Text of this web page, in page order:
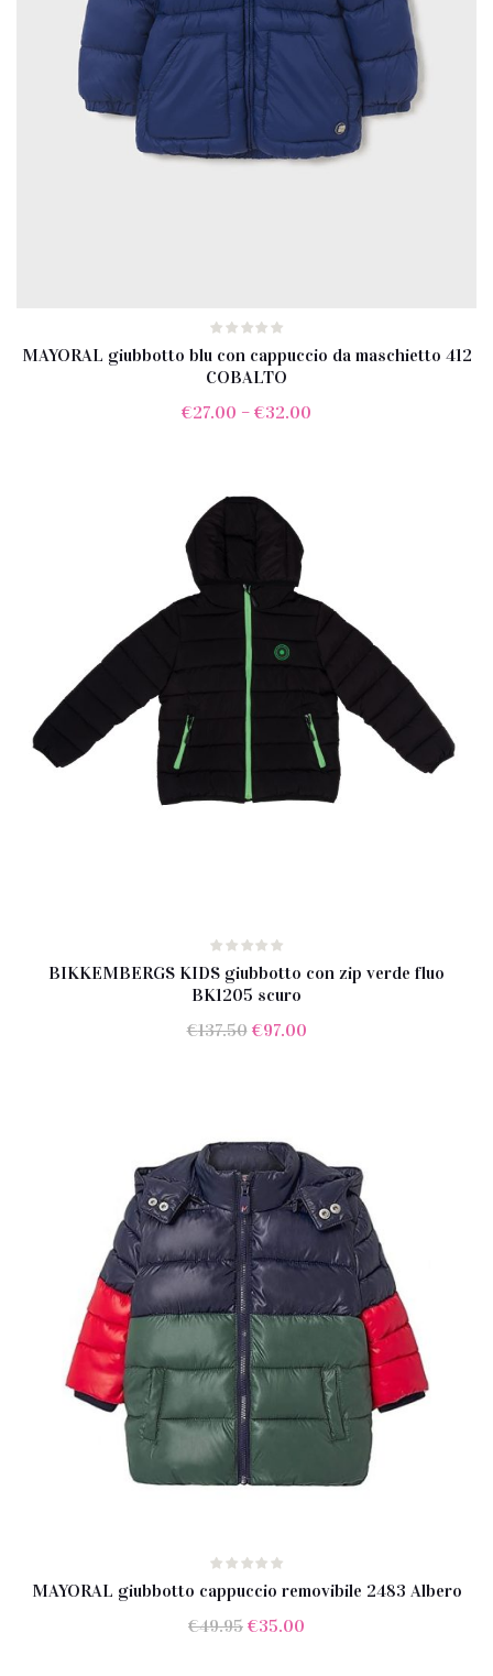
MAYORAL giubbotto blu con cappuccio da maschietto 412
COBALTO
€27.00 – €32.00
BIKKEMBERGS KIDS giubbotto con zip verde fluo
BK1205 scuro
€137.50 Il
€137.50.
€97.00Il
€97.00.
MAYORAL giubbotto cappuccio removibile 2483 Albero
€49.95 Il
€35.00